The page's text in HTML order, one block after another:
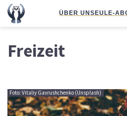
ÜBER UNSEULE-
Freizeit
Foto: Vitaliy Gavrushchenko (Unsplash)